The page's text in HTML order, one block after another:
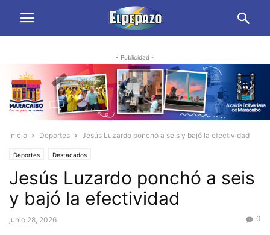
- Publicidad -
Inicio Deportes Jesús Luzardo ponchó a seis y bajó la efectividad
Deportes Destacados
Jesús Luzardo ponchó a seis
y bajó la efectividad
junio 28, 2026 0